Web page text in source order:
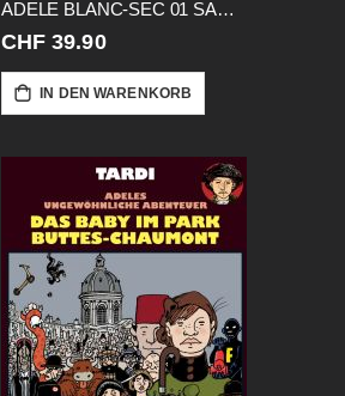
ADELE BLANC-SEC 01 SAMMELBAND
CHF 39.90
IN DEN WARENKORB